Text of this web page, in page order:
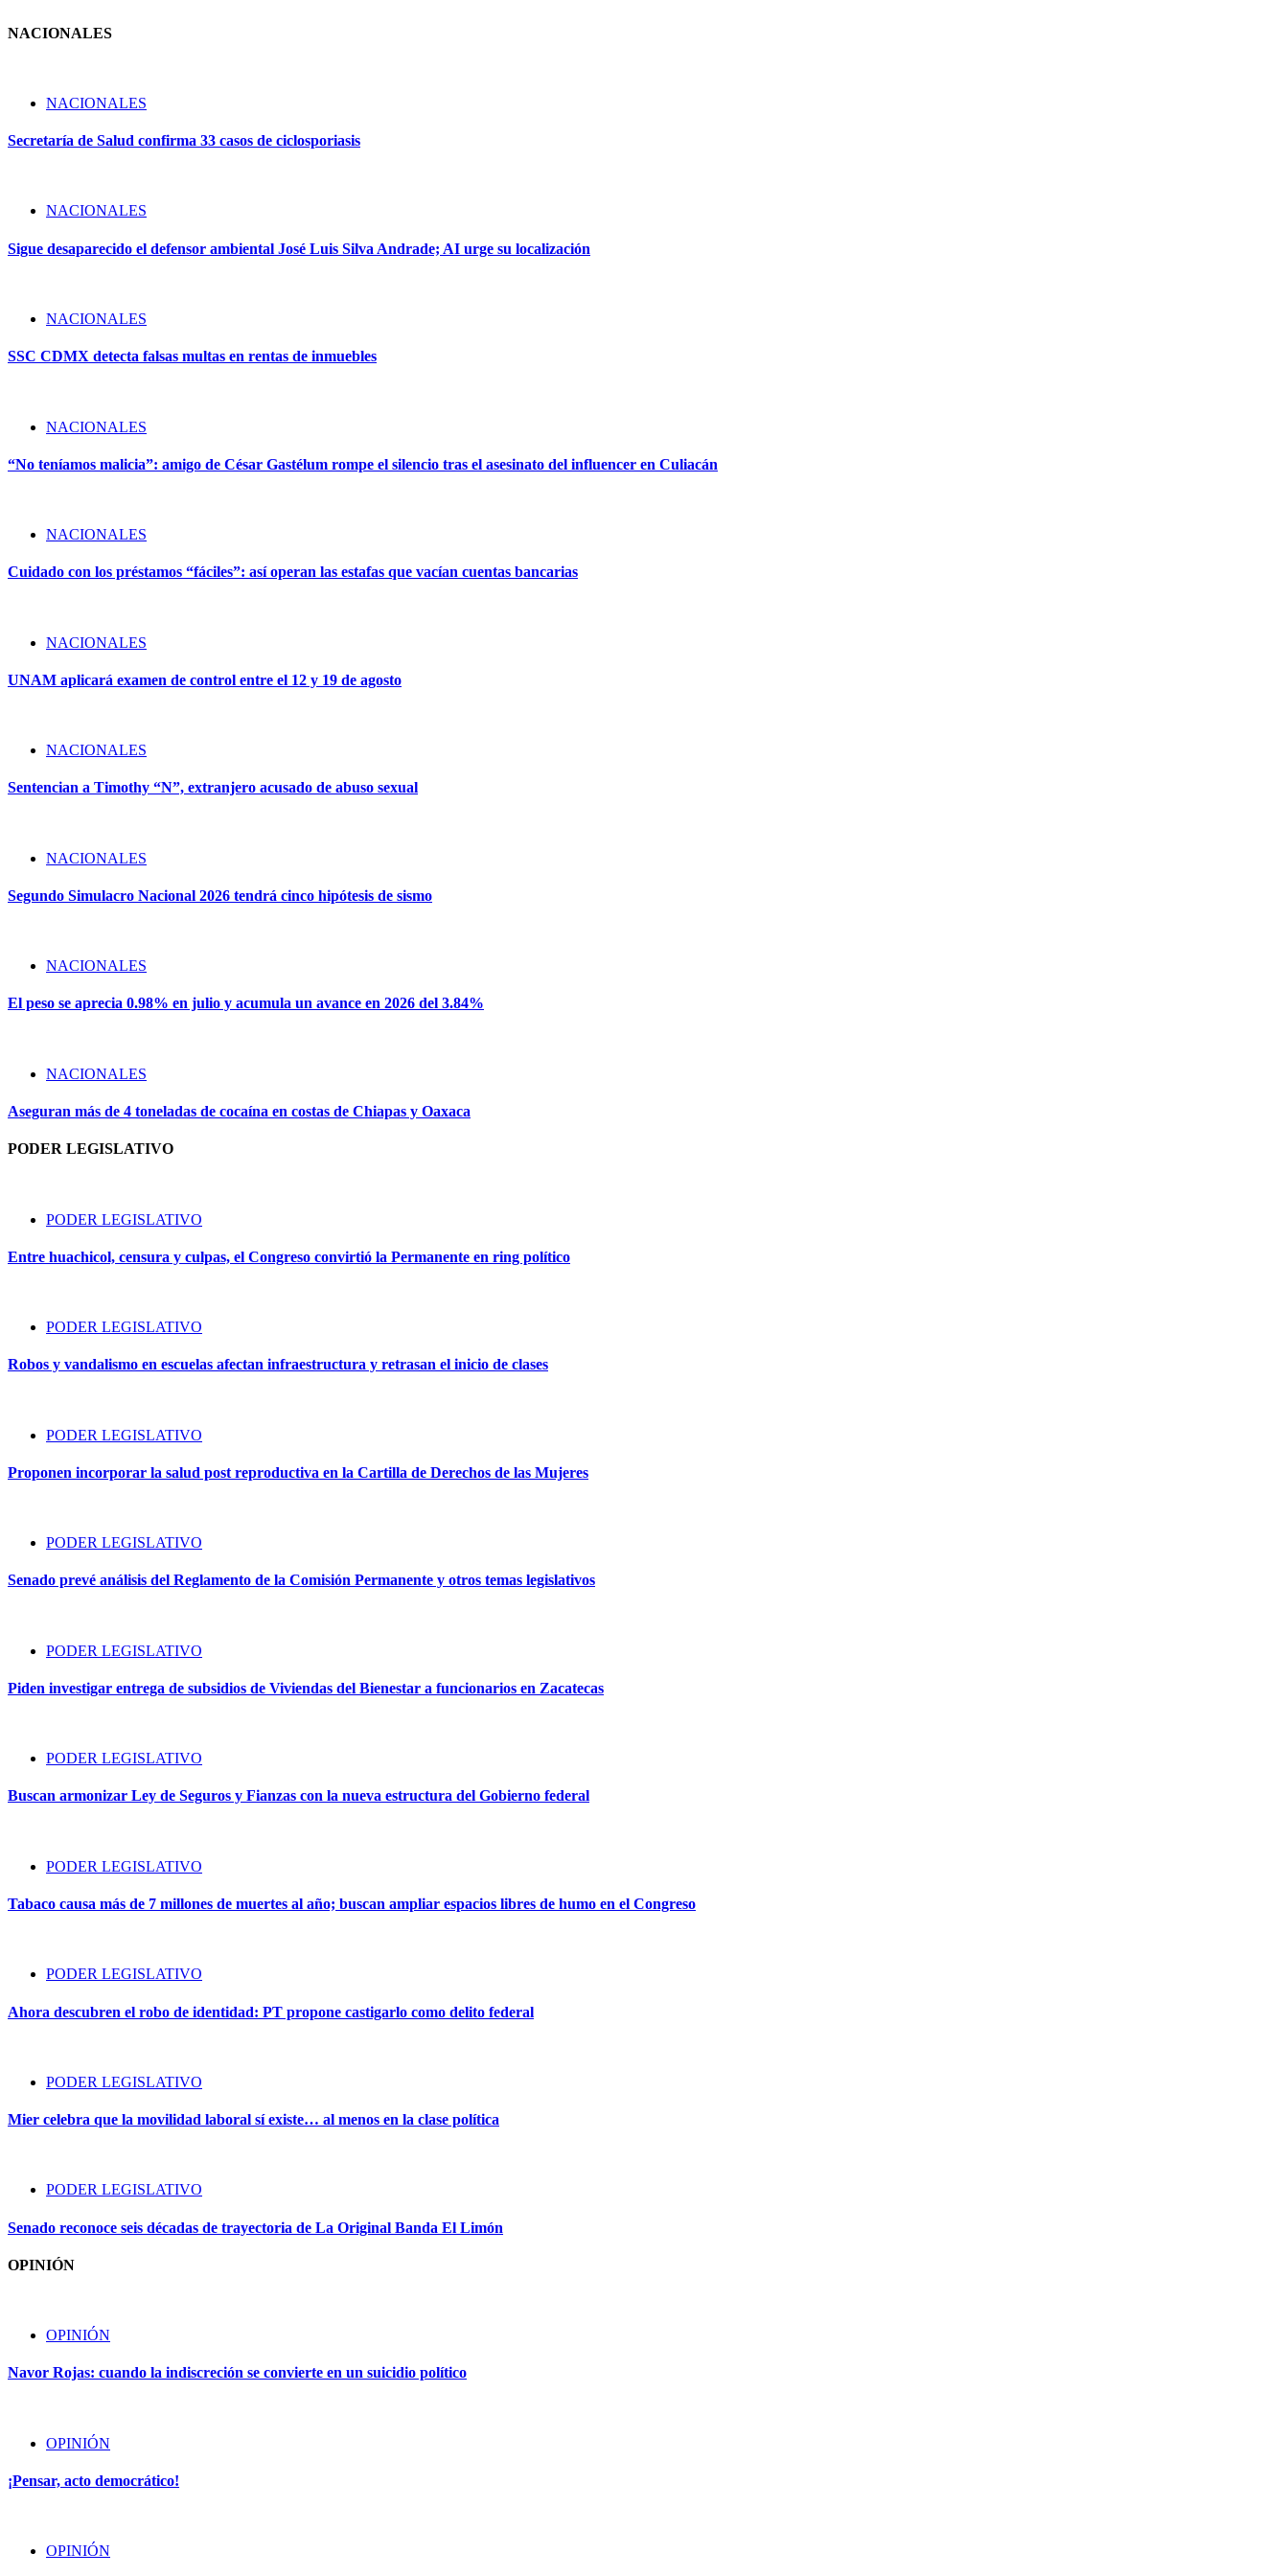
NACIONALES
NACIONALES
Secretaría de Salud confirma 33 casos de ciclosporiasis
NACIONALES
Sigue desaparecido el defensor ambiental José Luis Silva Andrade; AI urge su localización
NACIONALES
SSC CDMX detecta falsas multas en rentas de inmuebles
NACIONALES
“No teníamos malicia”: amigo de César Gastélum rompe el silencio tras el asesinato del influencer en Culiacán
NACIONALES
Cuidado con los préstamos “fáciles”: así operan las estafas que vacían cuentas bancarias
NACIONALES
UNAM aplicará examen de control entre el 12 y 19 de agosto
NACIONALES
Sentencian a Timothy “N”, extranjero acusado de abuso sexual
NACIONALES
Segundo Simulacro Nacional 2026 tendrá cinco hipótesis de sismo
NACIONALES
El peso se aprecia 0.98% en julio y acumula un avance en 2026 del 3.84%
NACIONALES
Aseguran más de 4 toneladas de cocaína en costas de Chiapas y Oaxaca
PODER LEGISLATIVO
PODER LEGISLATIVO
Entre huachicol, censura y culpas, el Congreso convirtió la Permanente en ring político
PODER LEGISLATIVO
Robos y vandalismo en escuelas afectan infraestructura y retrasan el inicio de clases
PODER LEGISLATIVO
Proponen incorporar la salud post reproductiva en la Cartilla de Derechos de las Mujeres
PODER LEGISLATIVO
Senado prevé análisis del Reglamento de la Comisión Permanente y otros temas legislativos
PODER LEGISLATIVO
Piden investigar entrega de subsidios de Viviendas del Bienestar a funcionarios en Zacatecas
PODER LEGISLATIVO
Buscan armonizar Ley de Seguros y Fianzas con la nueva estructura del Gobierno federal
PODER LEGISLATIVO
Tabaco causa más de 7 millones de muertes al año; buscan ampliar espacios libres de humo en el Congreso
PODER LEGISLATIVO
Ahora descubren el robo de identidad: PT propone castigarlo como delito federal
PODER LEGISLATIVO
Mier celebra que la movilidad laboral sí existe… al menos en la clase política
PODER LEGISLATIVO
Senado reconoce seis décadas de trayectoria de La Original Banda El Limón
OPINIÓN
OPINIÓN
Navor Rojas: cuando la indiscreción se convierte en un suicidio político
OPINIÓN
¡Pensar, acto democrático!
OPINIÓN